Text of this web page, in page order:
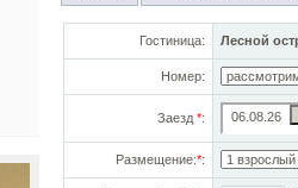
Гостиница: Лесной
Номер:
Заезд *:
Размещение:*: